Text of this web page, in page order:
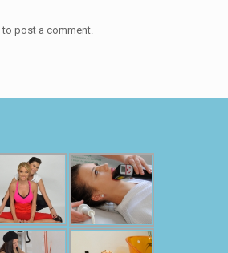
to post a comment.